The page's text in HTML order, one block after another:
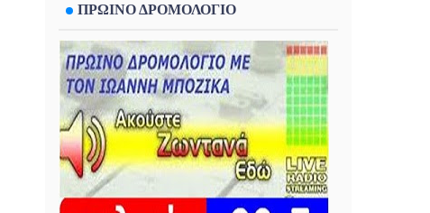
ΠΡΩΙΝΟ ΔΡΟΜΟΛΟΓΙΟ